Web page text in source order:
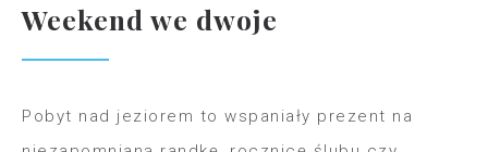
Weekend we dwoje
Pobyt nad jeziorem to wspaniały prezent na